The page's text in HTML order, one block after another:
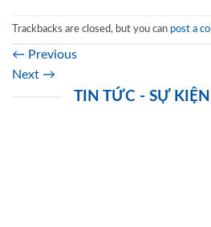
Trackbacks are closed, but you can post a
← Previous
Next →
TIN TỨC - SỰ